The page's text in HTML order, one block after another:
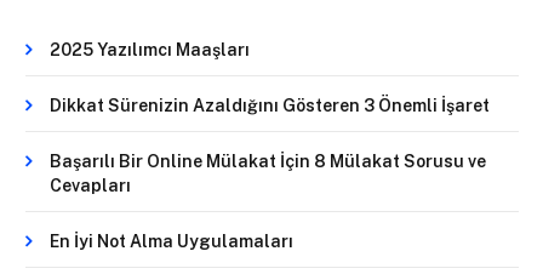
2025 Yazılımcı Maaşları
Dikkat Sürenizin Azaldığını Gösteren 3 Önemli İşaret
Başarılı Bir Online Mülakat İçin 8 Mülakat Sorusu ve
Cevapları
En İyi Not Alma Uygulamaları